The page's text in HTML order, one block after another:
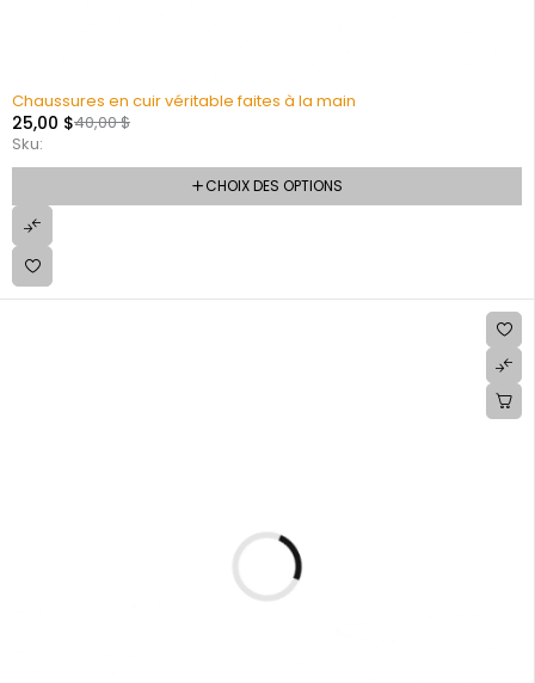
Chaussures en cuir véritable faites à la main
40,00$
25,00 $
Sku:
CHOIX DES OPTIONS